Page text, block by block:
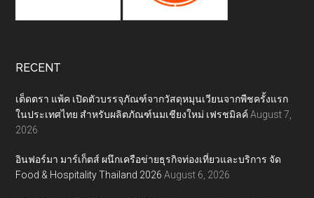
RECENT
เต็ดตรา แพ้ค เปิดตัวบรรจุภัณฑ์จากวัสดุหมุนเวียนจากพืชครั้งแรก
ในประเทศไทย สำหรับผลิตภัณฑ์นมเชียงใหม่ เฟรชมิลค์ August 7,
2026
อินฟอร์มา มาร์เก็ตส์ ผนึกเครือข่ายธุรกิจท่องเที่ยวและบริการ จัด
Food & Hospitality Thailand 2026 August 6, 2026